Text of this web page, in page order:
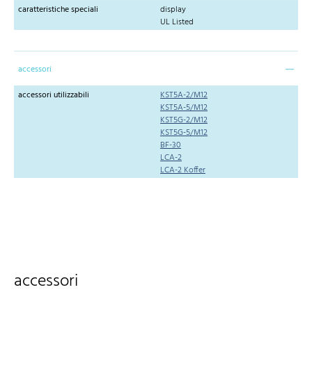
caratteristiche speciali
display
UL Listed
accessori
accessori utilizzabili
KST5A-2/M12
KST5A-5/M12
KST5G-2/M12
KST5G-5/M12
BF-30
LCA-2
LCA-2 Koffer
accessori